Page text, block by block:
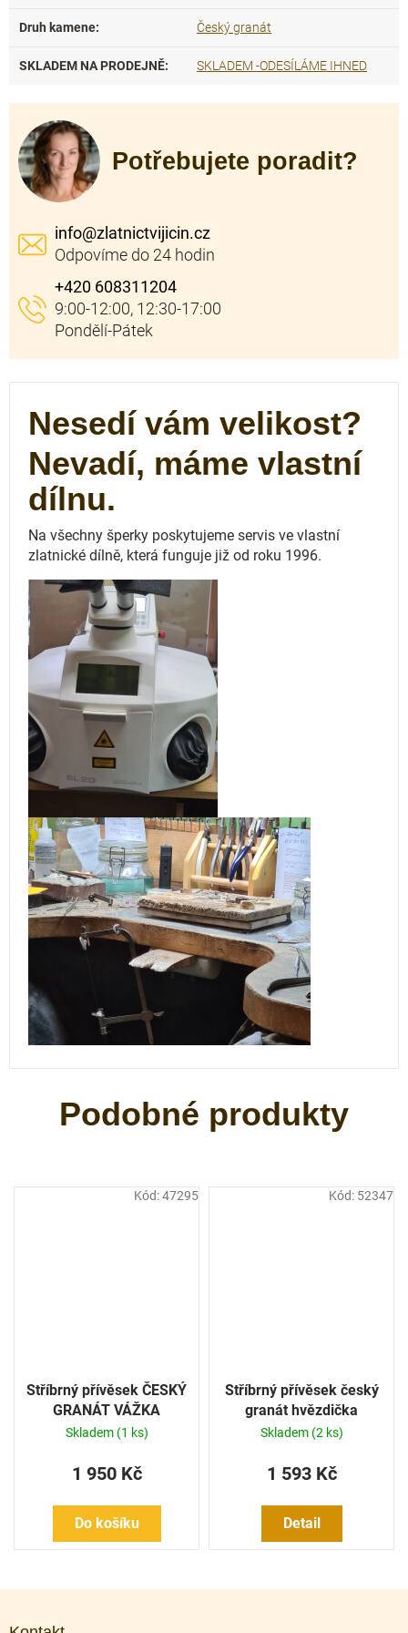
Druh kamene: Český granát
SKLADEM NA PRODEJNĚ: SKLADEM -ODESÍLÁME IHNED
Potřebujete poradit?
info@zlatnictvijicin.cz
+420 608311204
Stříbrný přívěsek ČESKÝ
GRANÁT VÁŽKA
Skladem (1 ks)
1 950 Kč
Do košíku
Kód:47295
Stříbrný přívěsek český
granát hvězdička
Skladem (2 ks)
1 593 Kč
Detail
Kód: 52347
Nesedí vám velikost?
Nevadí, máme vlastní
dílnu.
Na všechny šperky poskytujeme servis ve vlastní
zlatnické dílně, která funguje již od roku 1996.